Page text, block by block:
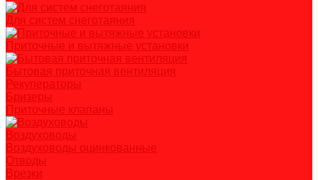
Для систем снеготаяния
Приточные и вытяжные установки
Бытовая приточная вентиляция
Рекуператоры
Бризеры
Приточные клапаны
Воздуховоды
Воздуховоды оцинкованные
Отводы
Врезки